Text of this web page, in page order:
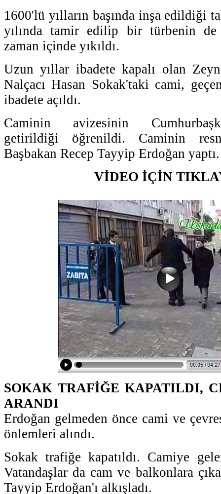
1600'lü yılların başında inşa edildiği
yılında tamir edilip bir türbenin
zaman içinde yıkıldı.
Uzun yıllar ibadete kapalı olan
Nalçacı Hasan Sokak'taki cami,
ibadete açıldı.
Caminin avizesinin
getirildiği öğrenildi. Caminin
Başbakan Recep Tayyip Erdoğan yaptı.
VİDEO İÇİN
SOKAK TRAFİĞE KAPATILDI,
ARANDI
Erdoğan gelmeden önce cami ve
önlemleri alındı.
Sokak trafiğe kapatıldı. Camiye
Vatandaşlar da cam ve balkonlara
Tayyip Erdoğan'ı alkışladı.